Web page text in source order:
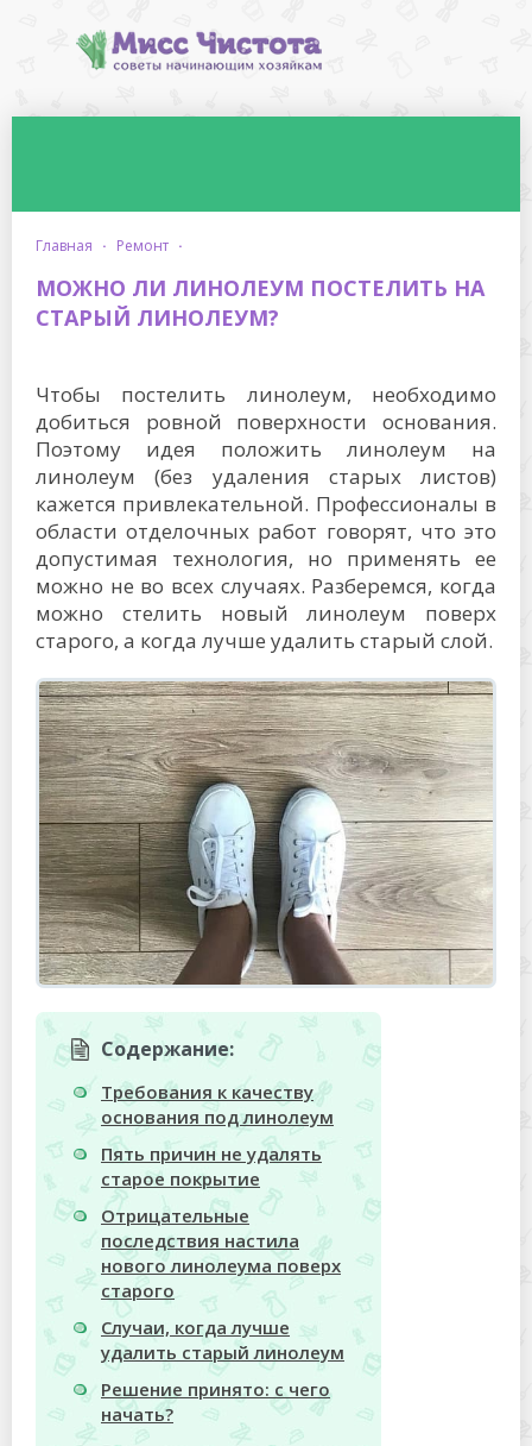
главная · ремонт ·
МОЖНО ЛИ ЛИНОЛЕУМ ПОСТЕЛИТЬ НА
СТАРЫЙ ЛИНОЛЕУМ?
Чтобы постелить линолеум, необходимо
добиться ровной поверхности основания.
Поэтому идея положить линолеум на
линолеум (без удаления старых листов)
кажется привлекательной. Профессионалы в
области отделочных работ говорят, что это
допустимая технология, но применять ее
можно не во всех случаях. Разберемся, когда
можно стелить новый линолеум поверх
старого, а когда лучше удалить старый слой.
Содержание:
Требования к качеству
основания под линолеум
Пять причин не удалять
старое покрытие
Отрицательные
последствия настила
нового линолеума поверх
старого
Случаи, когда лучше
удалить старый линолеум
Решение принято: с чего
начать?